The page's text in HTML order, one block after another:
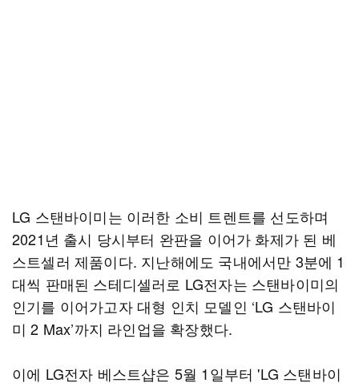
LG 스탠바이미는 이러한 소비 트렌트를 선도하며
2021년 출시 당시부터 완판을 이어가 화제가 된 베
스트셀러 제품이다. 지난해에도 국내에서만 3분에 1
대씩 판매된 스테디셀러로 LG전자는 스탠바이미의
인기를 이어가고자 대형 인치 모델인 ‘LG 스탠바이
미 2 Max’까지 라인업을 확장했다.
이에 LG전자 베스트샵은 5월 1일부터 'LG 스탠바이